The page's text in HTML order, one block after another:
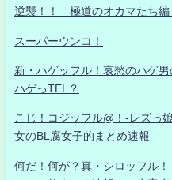
逆襲！！ 極道のオカマたち編
スーパーウンコ！
新・ハゲッフル！哀愁のハゲ
ハゲっTEL？
こじ！コジッフル@！-レズっ
女のBL腐女子的まとめ速報-
何だ！何が？真・シロッフ